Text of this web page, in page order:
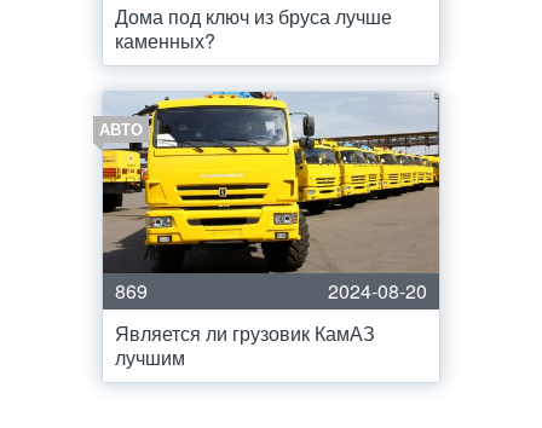
Дома под ключ из бруса лучше
каменных?
АВТО
869
2024-08-20
Является ли грузовик КамАЗ
лучшим